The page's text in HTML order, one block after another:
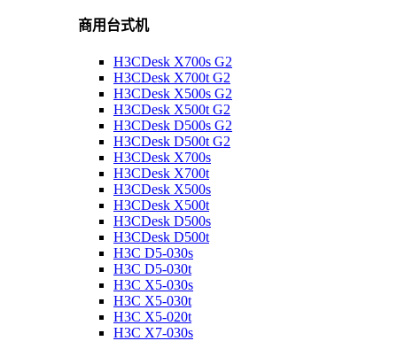
商用台式机
H3CDesk X700s G2
H3CDesk X700t G2
H3CDesk X500s G2
H3CDesk X500t G2
H3CDesk D500s G2
H3CDesk D500t G2
H3CDesk X700s
H3CDesk X700t
H3CDesk X500s
H3CDesk X500t
H3CDesk D500s
H3CDesk D500t
H3C D5-030s
H3C D5-030t
H3C X5-030s
H3C X5-030t
H3C X5-020t
H3C X7-030s